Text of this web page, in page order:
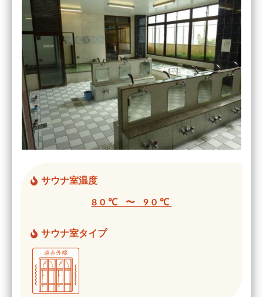
サウナ室温度
80℃ 〜 90℃
サウナ室タイプ